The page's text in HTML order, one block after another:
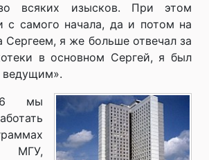
всяких изысков. При этом
с самого начала, да и потом на
Сергеем, я же больше отвечал за
в основном Сергей, я был
ведущим».
мы
МГУ,